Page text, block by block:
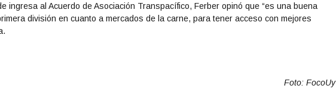
ingresa al Acuerdo de Asociación Transpacífico, Ferber opinó que “es una buena
división en cuanto a mercados de la carne, para tener acceso con mejores
Foto: FocoUy